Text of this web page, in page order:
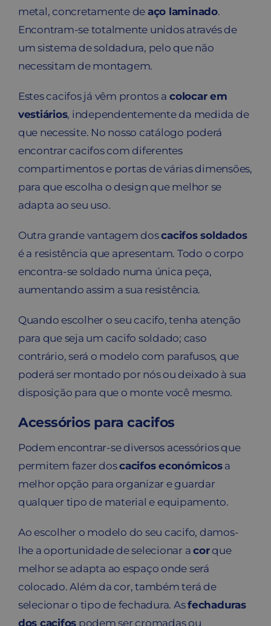
metal, concretamente de aço laminado.
Encontram-se totalmente unidos através de
um sistema de soldadura, pelo que não
necessitam de montagem.
Estes cacifos já vêm prontos a colocar em
vestiários, independentemente da medida de
que necessite. No nosso catálogo poderá
encontrar cacifos com diferentes
compartimentos e portas de várias dimensões,
para que escolha o design que melhor se
adapta ao seu uso.
Outra grande vantagem doscacifos soldados
é a resistência que apresentam. Todo o corpo
encontra-se soldado numa única peça,
aumentando assim a sua resistência.
Quando escolher o seu cacifo, tenha atenção
para que seja um cacifo soldado; caso
contrário, será o modelo com parafusos, que
poderá ser montado por nós ou deixado à sua
disposição para que o monte você mesmo.
Acessórios para cacifos
Podem encontrar-se diversos acessórios que
permitem fazer doscacifos económicosa
melhor opção para organizar e guardar
qualquer tipo de material e equipamento.
Ao escolher o modelo do seu cacifo, damos-
lhe a oportunidade de selecionar acorque
melhor se adapta ao espaço onde será
colocado. Além da cor, também terá de
selecionar o tipo de fechadura. Asfechaduras
dos cacifos podem ser cromadas ou